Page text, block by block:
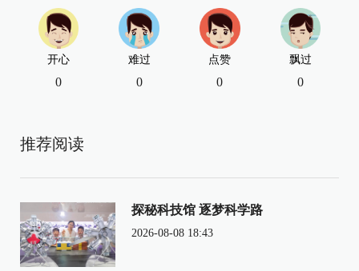
开心
0
难过
0
点赞
0
飘过
0
推荐阅读
探秘科技馆 逐梦科学路
2026-08-08 18:43